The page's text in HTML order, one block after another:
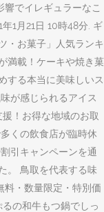
でイレギュラーなこ
1月21日 10時48分. ギ
・お菓子」人気ランキ
満載！ケーキや焼き菓
する本当に美味しいス
が感じられるアイス
！お得な地域のお取
くの飲食店が臨時休
引キャンペーンを通
。 鳥取を代表する味
料・数量限定・特別価
の和牛もつ鍋でしっ